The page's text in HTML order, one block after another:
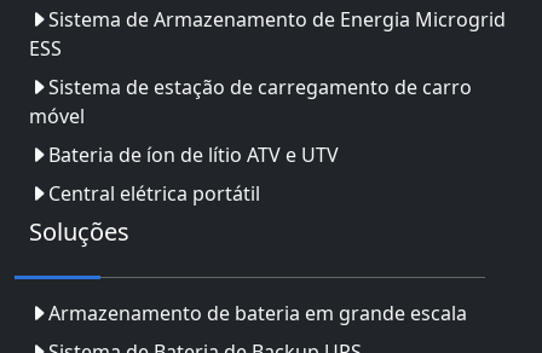
Sistema de Armazenamento de Energia Microgrid
ESS
Sistema de estação de carregamento de carro
móvel
Bateria de íon de lítio ATV e UTV
Central elétrica portátil
Soluções
Armazenamento de bateria em grande escala